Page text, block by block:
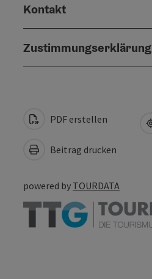
Kontakt
Zustimmungserklärung
PDF erstellen
Beitrag drucken
powered by TOURDATA